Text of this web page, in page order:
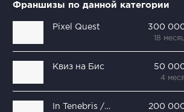
Франшизы по данной категории
Pixel Quest 300
18
Квиз на Бис 50
4
In Tenebris / игры В ТемнотЕ 200